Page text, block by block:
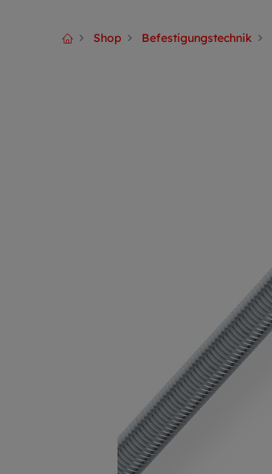
Shop Befestigungstechnik